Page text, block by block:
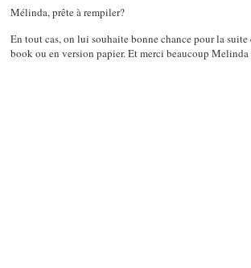
Mélinda, prête à rempiler?
En tout cas, on lui souhaite bonne chance pour la
book ou en version papier. Et merci beaucoup